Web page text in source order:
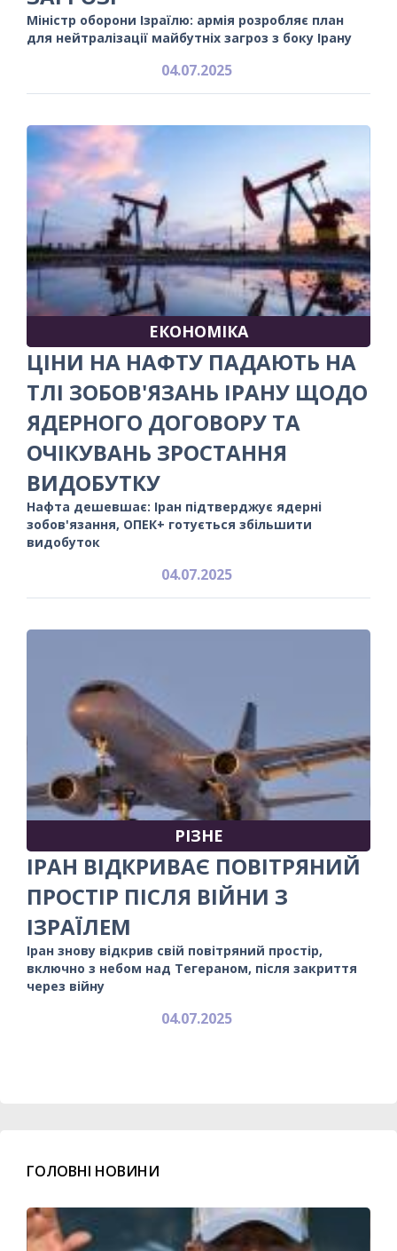
Міністр оборони Ізраїлю: армія розробляє план
для нейтралізації майбутніх загроз з боку Ірану
04.07.2025
ЕКОНОМІКА
ЦІНИ НА НАФТУ ПАДАЮТЬ НА
ТЛІ ЗОБОВ'ЯЗАНЬ ІРАНУ ЩОДО
ЯДЕРНОГО ДОГОВОРУ ТА
ОЧІКУВАНЬ ЗРОСТАННЯ
ВИДОБУТКУ
Нафта дешевшає: Іран підтверджує ядерні
зобов'язання, ОПЕК+ готується збільшити
видобуток
04.07.2025
РІЗНЕ
ІРАН ВІДКРИВАЄ ПОВІТРЯНИЙ
ПРОСТІР ПІСЛЯ ВІЙНИ З
ІЗРАЇЛЕМ
Іран знову відкрив свій повітряний простір,
включно з небом над Тегераном, після закриття
через війну
04.07.2025
ГОЛОВНІ НОВИНИ